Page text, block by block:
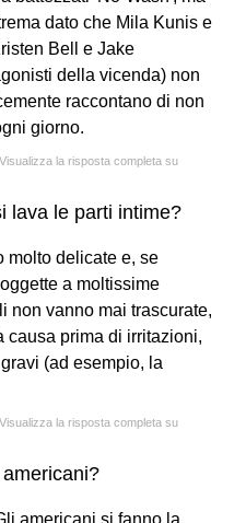
dato che Mila Kunis e
Bell e Jake
della vicenda) non
raccontano di non
giorno.
Visualizza la risposta completa su
lava le parti intime?
molto delicate e, se
a moltissime
non vanno mai trascurate,
causa prima di irritazioni,
(ad esempio, la
Visualizza la risposta completa su
americani si fanno la